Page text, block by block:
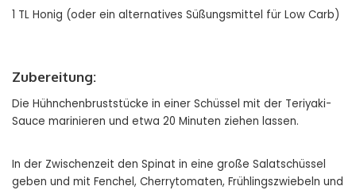
1 TL Honig (oder ein alternatives Süßungsmittel für Low Carb)
Zubereitung:
Die Hühnchenbruststücke in einer Schüssel mit der Teriyaki-
Sauce marinieren und etwa 20 Minuten ziehen lassen.
In der Zwischenzeit den Spinat in eine große Salatschüssel
geben und mit Fenchel, Cherrytomaten, Frühlingszwiebeln und